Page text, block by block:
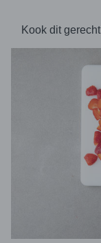
Kook dit